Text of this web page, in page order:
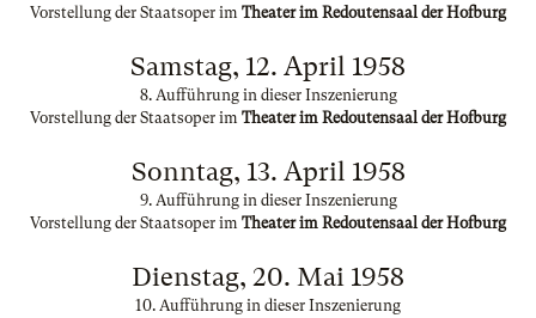
Vorstellung der Staatsoper im Theater im Redoutensaal der Hofburg
Samstag, 12. April 1958
8. Aufführung in dieser Inszenierung
Vorstellung der Staatsoper im Theater im Redoutensaal der Hofburg
Sonntag, 13. April 1958
9. Aufführung in dieser Inszenierung
Vorstellung der Staatsoper im Theater im Redoutensaal der Hofburg
Dienstag, 20. Mai 1958
10. Aufführung in dieser Inszenierung